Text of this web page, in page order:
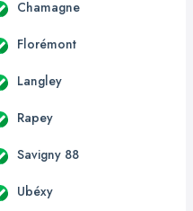
Chamagne
Florémont
Langley
Rapey
Savigny 88
Ubéxy